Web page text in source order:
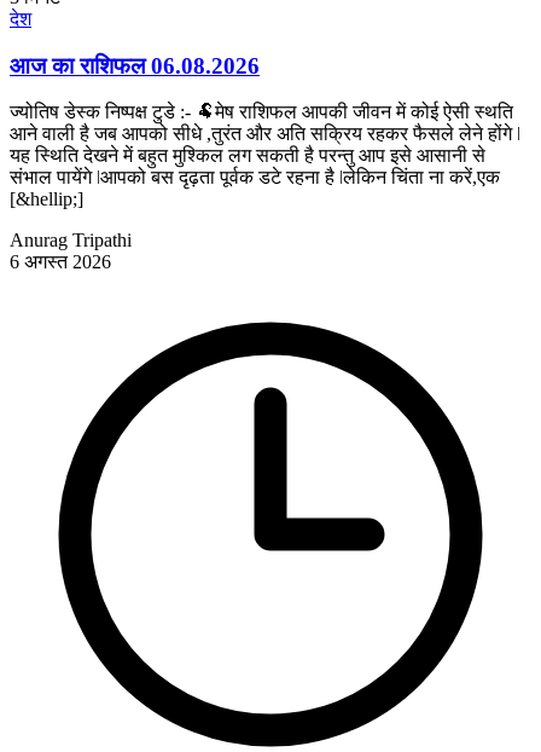
देश
आज का राशिफल 06.08.2026
ज्योतिष डेस्क निष्पक्ष टुडे :- 🐏मेष राशिफल आपकी जीवन में कोई ऐसी स्थति
आने वाली है जब आपको सीधे ,तुरंत और अति सक्रिय रहकर फैसले लेने होंगे ǀ
यह स्थिति देखने में बहुत मुश्किल लग सकती है परन्तु आप इसे आसानी से
संभाल पायेंगे ǀआपको बस दृढ़ता पूर्वक डटे रहना है ǀलेकिन चिंता ना करें,एक
[&hellip;]
Anurag Tripathi
6 अगस्त 2026